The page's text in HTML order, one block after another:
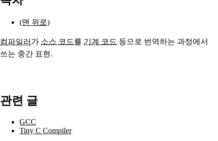
(맨 위로)
컴파일러 가 소스 코드를 기계 코드 등으로 번역하는 과정에서
쓰는 중간 표현.
관련 글
GCC
Tiny C Compiler